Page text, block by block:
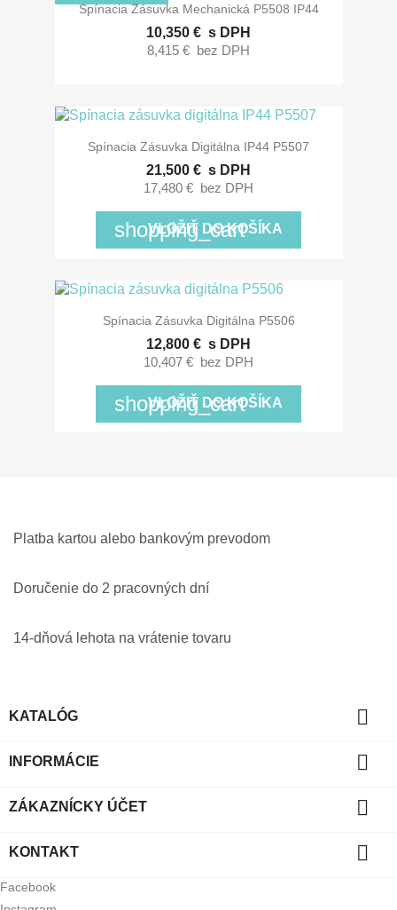
Spínacia Zásuvka Mechanická P5508 IP44
10,350 € s DPH
8,415 € bez DPH
Spínacia Zásuvka Digitálna IP44 P5507
21,500 € s DPH
17,480 € bez DPH
shopping_cart
VLOŽIŤ DO KOŠÍKA
Spínacia Zásuvka Digitálna P5506
12,800 € s DPH
10,407 € bez DPH
shopping_cart
VLOŽIŤ DO KOŠÍKA
Platba kartou alebo bankovým prevodom
Doručenie do 2 pracovných dní
14-dňová lehota na vrátenie tovaru
KATALÓG 
INFORMÁCIE 
ZÁKAZNÍCKY ÚČET 
KONTAKT 
Facebook